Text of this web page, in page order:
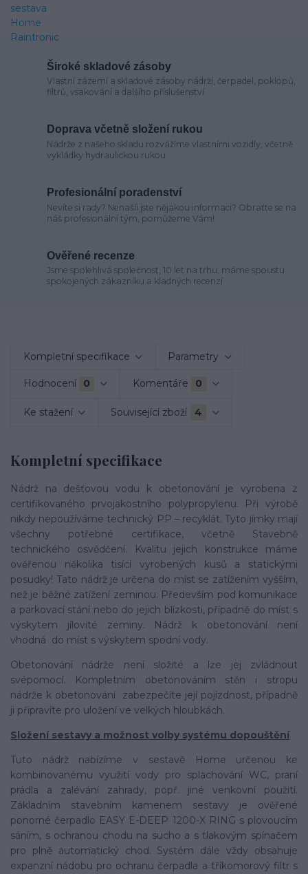
Široké skladové zásoby
Vlastní zázemí a skladové zásoby nádrží, čerpadel, poklopů,
filtrů, vsakování a dalšího příslušenství
Doprava včetně složení rukou
Nádrže z našeho skladu rozvážíme vlastními vozidly, včetně
vykládky hydraulickou rukou
Profesionální poradenství
Nevíte si rady? Nenašli jste nějakou informaci? Obraťte se na
náš profesionální tým, pomůžeme Vám!
Ověřené recenze
Jsme spolehlivá společnost, 10 let na trhu, máme spoustu
spokojených zákazníku a kladných recenzí
Kompletní specifikace Parametry
Hodnocení 0 Komentáře 0
Ke stažení Související zboží 4
Kompletní specifikace
Nádrž na dešťovou vodu k obetonování je vyrobena z
certifikovaného prvojakostního polypropylenu. Při výrobě
nikdy nepoužíváme technický PP – recyklát. Tyto jímky mají
všechny potřebné certifikace, včetně Stavebně
technického osvědčení. Kvalitu jejich konstrukce máme
ověřenou několika tisíci vyrobených kusů a statickými
posudky! Tato nádrž je určena do míst se zatížením vyšším,
než je běžné zatížení zeminou. Především pod komunikace
a parkovací stání nebo do jejich blízkosti, případně do míst s
výskytem jílovité zeminy. Nádrž k obetonování není
vhodná do míst s výskytem spodní vody.
Obetonování nádrže není složité a lze jej zvládnout
svépomocí. Kompletním obetonováním stěn i stropu
nádrže k obetonování zabezpečíte její pojízdnost, případně
ji připravíte pro uložení ve velkých hloubkách.
Složení sestavy a možnost volby systému dopouštění
Tuto nádrž nabízíme v sestavě Home určenou ke
kombinovanému využití vody pro splachování WC, praní
prádla a zalévání zahrady, popř. jiné venkovní použití.
Základním stavebním kamenem sestavy je ověřené
ponorné čerpadlo EASY E-DEEP 1200-X RING s plovoucím
sáním, s ochranou chodu na sucho a s tlakovým spínačem
pro plně automatický chod. Systém dále vždy obsahuje
expanzní nádobu pro ochranu čerpadla a tříkomorový filtr s